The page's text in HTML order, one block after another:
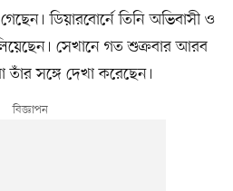
ডিয়ারবোর্নে তিনি অভিবাসী ও
সেখানে গত শুক্রবার আরব
তাঁর সঙ্গে দেখা করেছেন।